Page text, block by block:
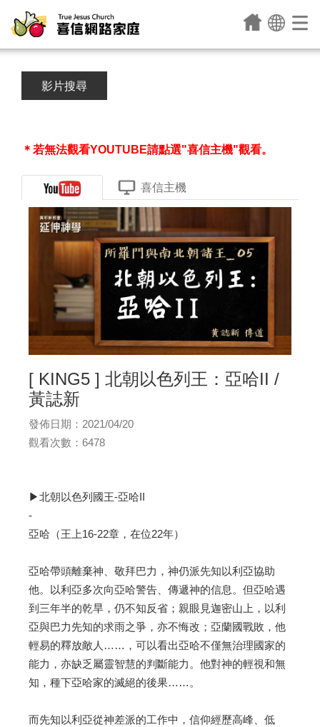
影片搜尋
＊若無法觀看YOUTUBE請點選"喜信主機"觀看。
喜信主機
[ KING5 ] 北朝以色列王：亞哈II /
黃誌新
發佈日期：2021/04/20
觀看次數：6478
▶北朝以色列國王-亞哈II
-
亞哈（王上16-22章，在位22年）
亞哈帶頭離棄神、敬拜巴力，神仍派先知以利亞協助
他。以利亞多次向亞哈警告、傳遞神的信息。但亞哈遇
到三年半的乾旱，仍不知反省；親眼見迦密山上，以利
亞與巴力先知的求雨之爭，亦不悔改；亞蘭國戰敗，他
輕易的釋放敵人……，可以看出亞哈不僅無治理國家的
能力，亦缺乏屬靈智慧的判斷能力。他對神的輕視和無
知，種下亞哈家的滅絕的後果……。
而先知以利亞從神差派的工作中，信仰經歷高峰、低